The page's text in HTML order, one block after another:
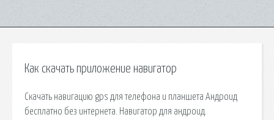
Как скачать приложение навигатор
Скачать навигацию gps для телефона и планшета Андроид
бесплатно без интернета. Навигатор для андроид.